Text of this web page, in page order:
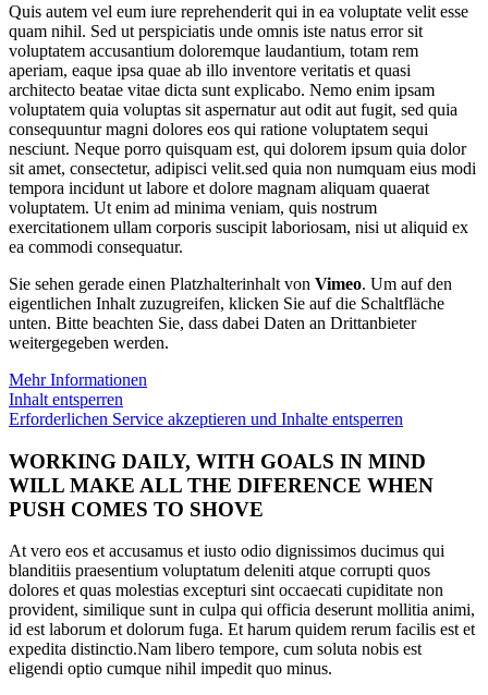
Quis autem vel eum iure reprehenderit qui in ea voluptate velit esse
quam nihil. Sed ut perspiciatis unde omnis iste natus error sit
voluptatem accusantium doloremque laudantium, totam rem
aperiam, eaque ipsa quae ab illo inventore veritatis et quasi
architecto beatae vitae dicta sunt explicabo. Nemo enim ipsam
voluptatem quia voluptas sit aspernatur aut odit aut fugit, sed quia
consequuntur magni dolores eos qui ratione voluptatem sequi
nesciunt. Neque porro quisquam est, qui dolorem ipsum quia dolor
sit amet, consectetur, adipisci velit.sed quia non numquam eius modi
tempora incidunt ut labore et dolore magnam aliquam quaerat
voluptatem. Ut enim ad minima veniam, quis nostrum
exercitationem ullam corporis suscipit laboriosam, nisi ut aliquid ex
ea commodi consequatur.
Sie sehen gerade einen Platzhalterinhalt von Vimeo. Um auf den
eigentlichen Inhalt zuzugreifen, klicken Sie auf die Schaltfläche
unten. Bitte beachten Sie, dass dabei Daten an Drittanbieter
weitergegeben werden.
Mehr Informationen
Inhalt entsperren
Erforderlichen Service akzeptieren und Inhalte entsperren
WORKING DAILY, WITH GOALS IN MIND
WILL MAKE ALL THE DIFERENCE WHEN
PUSH COMES TO SHOVE
At vero eos et accusamus et iusto odio dignissimos ducimus qui
blanditiis praesentium voluptatum deleniti atque corrupti quos
dolores et quas molestias excepturi sint occaecati cupiditate non
provident, similique sunt in culpa qui officia deserunt mollitia animi,
id est laborum et dolorum fuga. Et harum quidem rerum facilis est et
expedita distinctio.Nam libero tempore, cum soluta nobis est
eligendi optio cumque nihil impedit quo minus.